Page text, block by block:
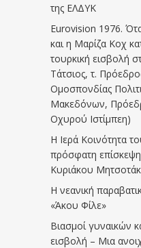
της ΕΛΔΥΚ
Eurovision 1976.
και η Μαρίζα Κοχ
τουρκική εισβολή
Τάτσιος, τ.
Ομοσπονδίας
Μακεδόνων,
Οχυρού Ιστίμπεη)
Η Ιερά Κοινότητα
πρόσφατη
Κυριάκου
Η νεανική
«Άκου Φίλε»
Βιασμοί γυναικών
εισβολή – Μια